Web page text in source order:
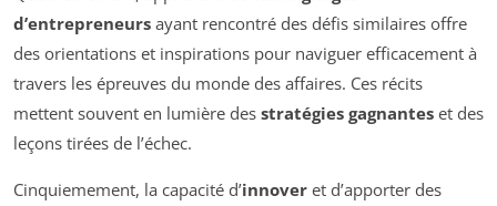
d’entrepreneurs ayant rencontré des défis similaires offre
des orientations et inspirations pour naviguer efficacement à
travers les épreuves du monde des affaires. Ces récits
mettent souvent en lumière des stratégies gagnantes et des
leçons tirées de l’échec.
Cinquiemement, la capacité d’innover et d’apporter des